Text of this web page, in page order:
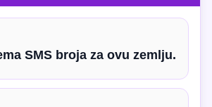
SMS broja za ovu zemlju.